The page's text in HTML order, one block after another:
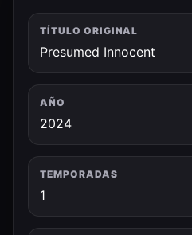
TÍTULO ORIGINAL
Presumed Innocent
AÑO
2024
TEMPORADAS
1